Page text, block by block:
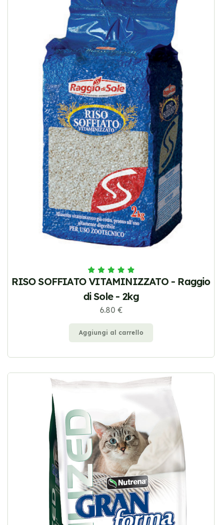
RISO SOFFIATO VITAMINIZZATO - Raggio
di Sole - 2kg
6.80 €
Aggiungi al carrello